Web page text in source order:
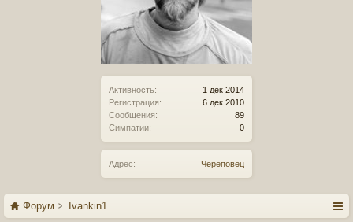
Активность:
1 дек 2014
Регистрация:
6 дек 2010
Сообщения:
89
Симпатии:
0
Адрес: Череповец
Форум Ivankin1